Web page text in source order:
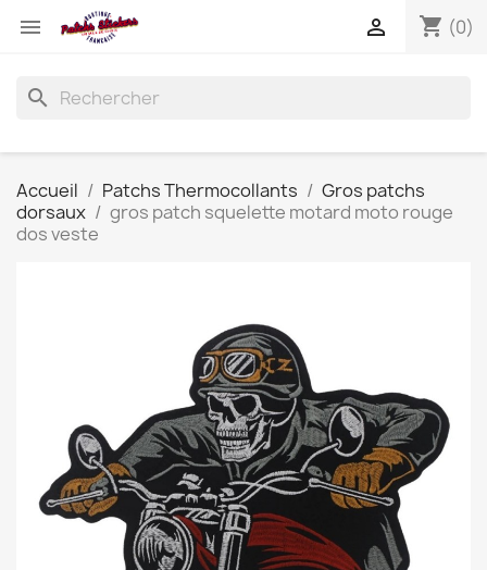
 shopping_cart (0)

search
Accueil Patchs Thermocollants
Gros patchs
dorsaux
gros patch squelette motard moto rouge
dos veste